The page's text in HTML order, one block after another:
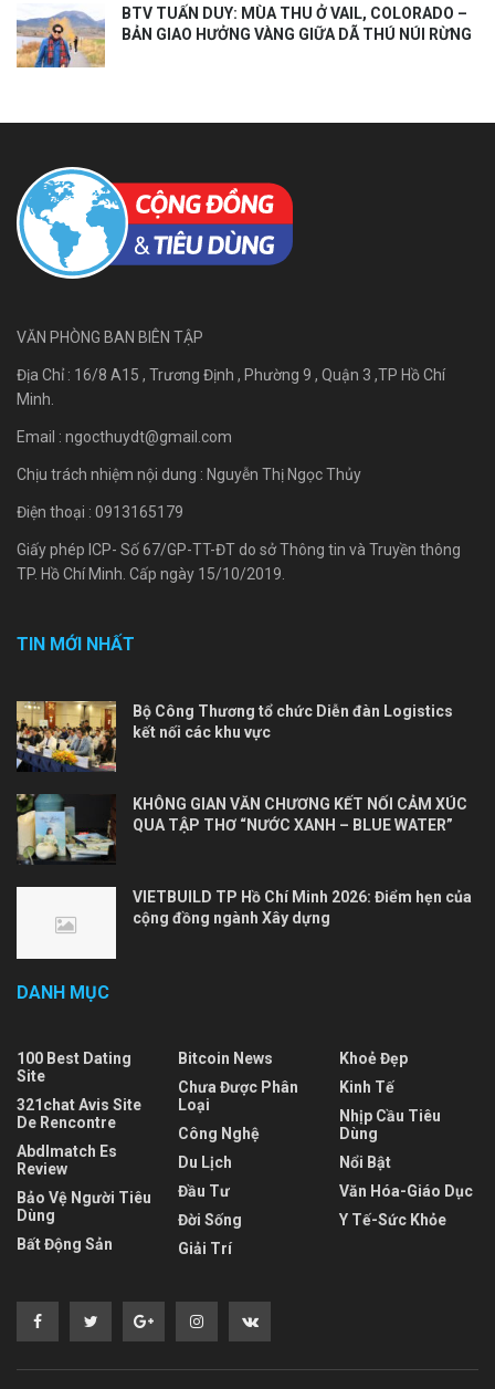
BTV TUẤN DUY: MÙA THU Ở VAIL, COLORADO –
BẢN GIAO HƯỞNG VÀNG GIỮA DÃ THÚ NÚI RỪNG
VĂN PHÒNG BAN BIÊN TẬP
Địa Chỉ : 16/8 A15 , Trương Định , Phường 9 , Quận 3 ,TP Hồ Chí
Minh.
Email : ngocthuydt@gmail.com
Chịu trách nhiệm nội dung : Nguyễn Thị Ngọc Thủy
Điện thoại : 0913165179
Giấy phép ICP- Số 67/GP-TT-ĐT do sở Thông tin và Truyền thông
TP. Hồ Chí Minh. Cấp ngày 15/10/2019.
TIN MỚI NHẤT
Bộ Công Thương tổ chức Diễn đàn Logistics
kết nối các khu vực
KHÔNG GIAN VĂN CHƯƠNG KẾT NỐI CẢM XÚC
QUA TẬP THƠ “NƯỚC XANH – BLUE WATER”
VIETBUILD TP Hồ Chí Minh 2026: Điểm hẹn của
cộng đồng ngành Xây dựng
DANH MỤC
100 Best Dating
Site
321chat Avis Site
De Rencontre
Abdlmatch Es
Review
Bảo Vệ Người Tiêu
Dùng
Bất Động Sản
Bitcoin News
Chưa Được Phân
Loại
Công Nghệ
Du Lịch
Đầu Tư
Đời Sống
Giải Trí
Khoẻ Đẹp
Kinh Tế
Nhịp Cầu Tiêu
Dùng
Nổi Bật
Văn Hóa-Giáo Dục
Y Tế-Sức Khỏe